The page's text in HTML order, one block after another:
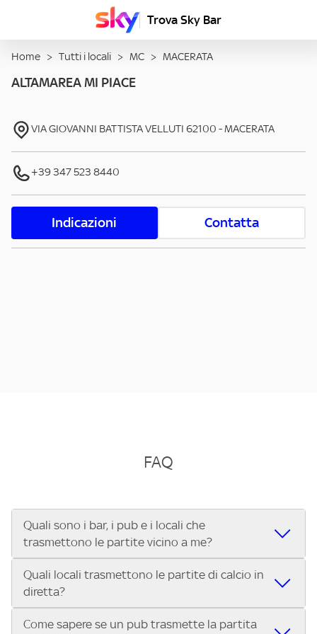
Trova Sky Bar
Home > Tutti i locali > MC > MACERATA
ALTAMAREA MI PIACE
VIA GIOVANNI BATTISTA VELLUTI 62100 -MACERATA
+39 347 523 8440
Indicazioni Contatta
FAQ
Quali sono i bar, i pub e i locali che
trasmettono le partite vicino a me?
Se cerchi un bar, pub, ristorante o locale vicino a te per
vedere le partite di Serie A ENILIVE, la Serie C Sky Wifi, la
UEFA Champions League, la UEFA Europa League, la UEFA
Conference League, il Tennis, la Formula 1®, la MotoGP™ e
Quali locali trasmettono le partite di calcio in
diretta?
Vuoi sapere quali bar, pub o ristoranti mostrano le partite
Come sapere se un pub trasmette la partita